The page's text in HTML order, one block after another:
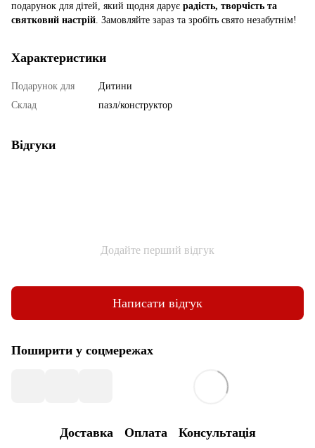
подарунок для дітей, який щодня дарує радість, творчість та
святковий настрій. Замовляйте зараз та зробіть свято незабутнім!
Характеристики
Подарунок для
Дитини
Склад
пазл/конструктор
Відгуки
Додайте перший відгук
Написати відгук
Поширити у соцмережах
Доставка Оплата Консультація